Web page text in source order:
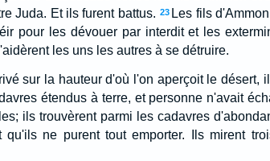
Juda. Et ils furent battus. 23 Les fils
pour les dévouer par interdit et les
les uns les autres à se détruire.
sur la hauteur d'où l'on aperçoit le désert,
étendus à terre, et personne n'avait
ils trouvèrent parmi les cadavres
qu'ils ne purent tout emporter. Ils mirent